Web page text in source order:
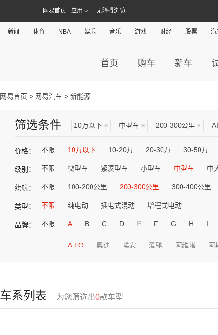
网易首页 应用 无障碍浏览
新闻 体育 NBA 娱乐 音乐 游戏 财经 股票 汽
首页 购车 新车
网易首页 > 网易汽车 > 新能源
筛选条件 10万以下 × 中型车 × 200-300公里 ×
价格： 不限 10万以下 10-20万 20-30万 30-50万
级别： 不限 微型车 紧凑型车 小型车 中型车 中
续航： 不限 100-200公里 200-300公里 300-400公里
类型： 不限 纯电动 插电式混动 增程式电动
品牌： 不限 A B C D E F G H I
AITO 奥迪 埃安 爱驰 阿维塔 阿
车系列表 为您筛选出0款车型